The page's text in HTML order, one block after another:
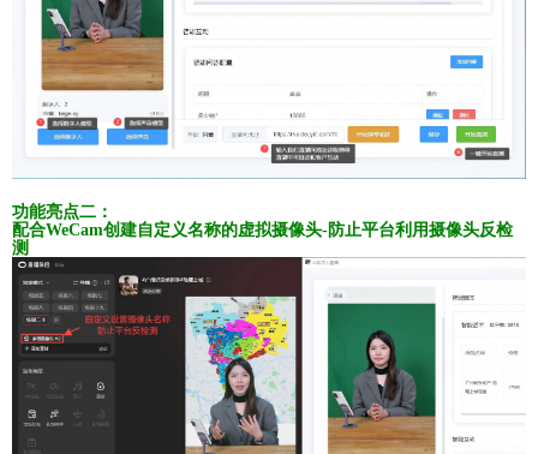
功能亮点二：
配合WeCam创建自定义名称的虚拟摄像头-防止平台利用摄像头反检
测